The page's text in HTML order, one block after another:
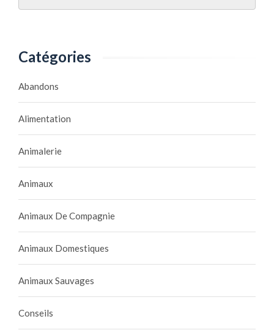
Catégories
Abandons
Alimentation
Animalerie
Animaux
Animaux De Compagnie
Animaux Domestiques
Animaux Sauvages
Conseils